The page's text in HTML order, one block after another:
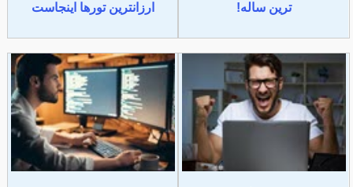
ترین ساله!
ارزانترین تورها اینجاست